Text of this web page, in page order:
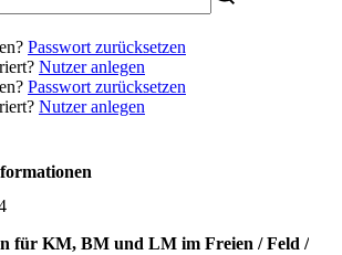
Passwort zurücksetzen
Nutzer anlegen
Passwort zurücksetzen
Nutzer anlegen
für KM, BM und LM im Freien / Feld /